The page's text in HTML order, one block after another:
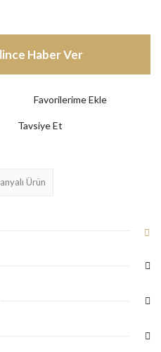
Haber Ver
Tavsiye Et
Ürün